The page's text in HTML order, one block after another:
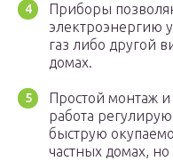
Приборы
электроэнергию
газ либо другой
домах.
Простой монтаж
работа
быструю
частных домах,